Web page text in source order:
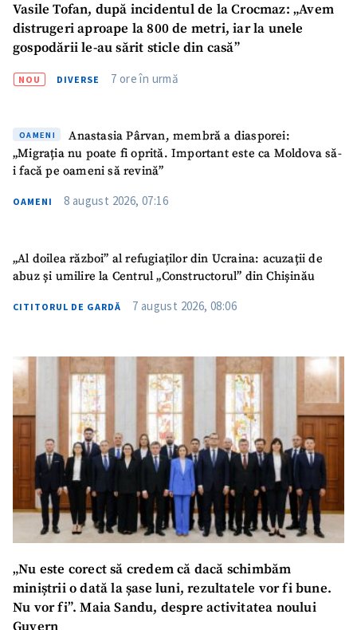
Vasile Tofan, după incidentul de la Crocmaz: „Avem
distrugeri aproape la 800 de metri, iar la unele
gospodării le-au sărit sticle din casă”
NOU DIVERSE 7 ore în urmă
OAMENI
Anastasia Pârvan, membră a diasporei:
„Migrația nu poate fi oprită. Important este ca Moldova să-
i facă pe oameni să revină”
OAMENI 8 august 2026, 07:16
„Al doilea război” al refugiaților din Ucraina: acuzații de
abuz și umilire la Centrul „Constructorul” din Chișinău
CITITORUL DE GARDĂ 7 august 2026, 08:06
„Nu este corect să credem că dacă schimbăm
miniștrii o dată la șase luni, rezultatele vor fi bune.
Nu vor fi”. Maia Sandu, despre activitatea noului